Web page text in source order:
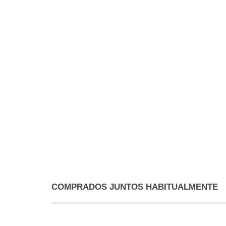
COMPRADOS JUNTOS HABITUALMENTE